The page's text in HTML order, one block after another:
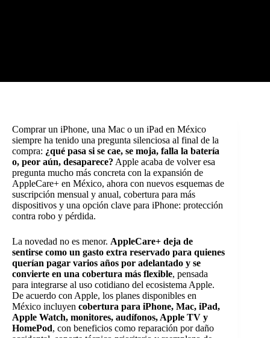
Comprar un iPhone, una Mac o un iPad en México
siempre ha tenido una pregunta silenciosa al final de la
compra: ¿qué pasa si se cae, se moja, falla la batería
o, peor aún, desaparece? Apple acaba de volver esa
pregunta mucho más concreta con la expansión de
AppleCare+ en México, ahora con nuevos esquemas de
suscripción mensual y anual, cobertura para más
dispositivos y una opción clave para iPhone: protección
contra robo y pérdida.
La novedad no es menor. AppleCare+ deja de
sentirse como un gasto extra reservado para quienes
querían pagar varios años por adelantado y se
convierte en una cobertura más flexible, pensada
para integrarse al uso cotidiano del ecosistema Apple.
De acuerdo con Apple, los planes disponibles en
México incluyen cobertura para iPhone, Mac, iPad,
Apple Watch, monitores, audífonos, Apple TV y
HomePod, con beneficios como reparación por daño